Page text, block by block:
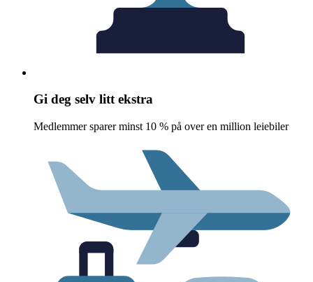
Gi deg selv litt ekstra
Medlemmer sparer minst 10 % på over en million leiebiler